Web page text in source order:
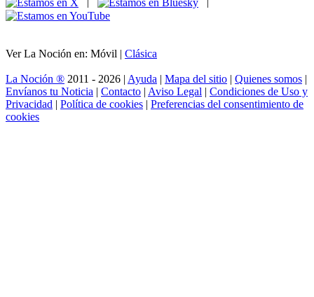
Ver La Noción en: Móvil | Clásica
La Noción ® 2011 - 2026 | Ayuda | Mapa del sitio | Quienes somos |
Envíanos tu Noticia | Contacto | Aviso Legal | Condiciones de Uso y
Privacidad | Política de cookies | Preferencias del consentimiento de
cookies